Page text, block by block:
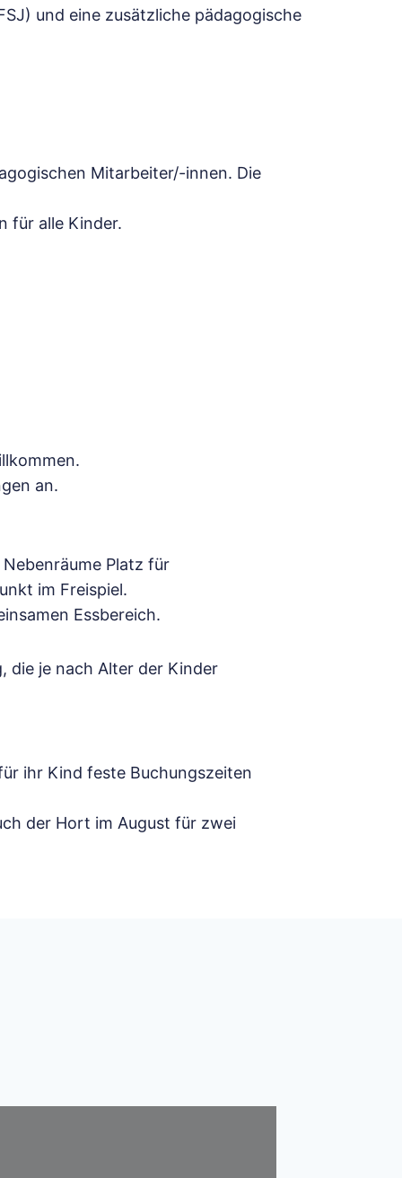
und eine zusätzliche pädagogische
Mitarbeiter/-innen. Die
für alle Kinder.
an.
Platz für
im Freispiel.
Essbereich.
die je nach Alter der Kinder
ihr Kind feste Buchungszeiten
der Hort im August für zwei